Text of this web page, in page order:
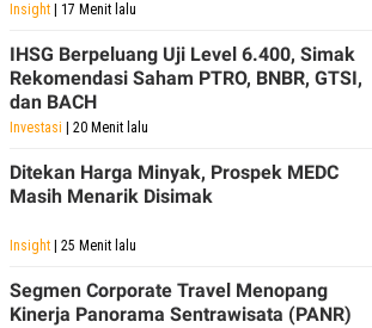
I
G
K
G
M
D
I
A
D
Insight | 17 Menit lalu
IHSG Berpeluang Uji Level 6.400, Simak
Rekomendasi Saham PTRO, BNBR, GTSI,
dan BACH
Investasi | 20 Menit lalu
Ditekan Harga Minyak, Prospek MEDC
Masih Menarik Disimak
Insight | 25 Menit lalu
Segmen Corporate Travel Menopang
Kinerja Panorama Sentrawisata (PANR)